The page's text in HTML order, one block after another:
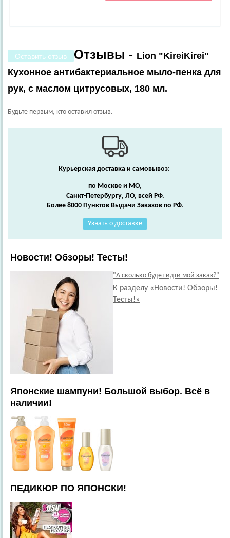
Оставить отзыв Отзывы - Lion "KireiKirei"
Кухонное антибактериальное мыло-пенка для
рук, с маслом цитрусовых, 180 мл.
Будьте первым, кто оставил отзыв.
Курьерская доставка и самовывоз:
по Москве и МО,
Санкт-Петербургу, ЛО, всей РФ.
Более 8000 Пунктов Выдачи Заказов по РФ.
Узнать о доставке
Новости! Обзоры! Тесты!
"А сколько будет идти мой заказ?"
К разделу «Новости! Обзоры!
Тесты!»
Японские шампуни! Большой выбор. Всё в
наличии!
ПЕДИКЮР ПО ЯПОНСКИ!